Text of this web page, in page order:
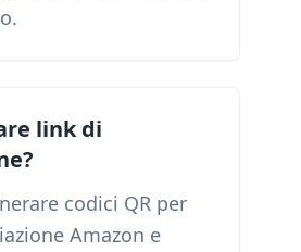
link di
codici QR per
Amazon e